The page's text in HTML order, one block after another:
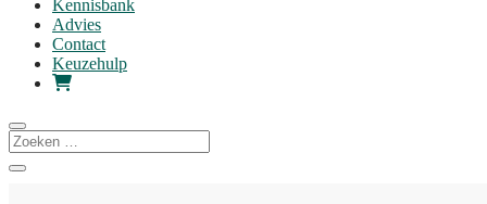
Kennisbank
Advies
Contact
Keuzehulp